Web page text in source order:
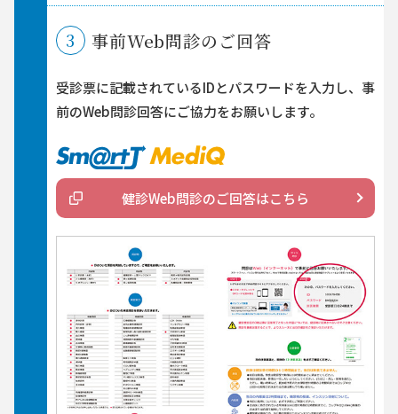
3 事前Web問診のご回答
受診票に記載されているIDとパスワードを入力し、事
前のWeb問診回答にご協力をお願いします。
健診Web問診のご回答はこちら